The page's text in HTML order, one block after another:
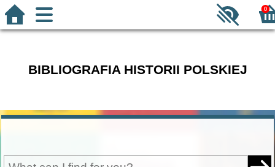
0
BIBLIOGRAFIA HISTORII POLSKIEJ